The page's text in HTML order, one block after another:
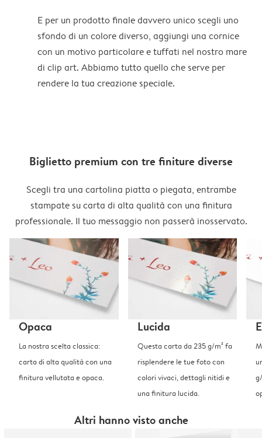
E per un prodotto finale davvero unico scegli uno
sfondo di un colore diverso, aggiungi una cornice
con un motivo particolare e tuffati nel nostro mare
di clip art. Abbiamo tutto quello che serve per
rendere la tua creazione speciale.
Biglietto premium con tre finiture diverse
Scegli tra una cartolina piatta o piegata, entrambe
stampate su carta di alta qualità con una finitura
professionale. Il tuo messaggio non passerà inosservato.
Opaca
La nostra scelta classica:
carta di alta qualità con una
finitura vellutata e opaca.
Lucida
Questa carta da 235 g/m² fa
risplendere le tue foto con
colori vivaci, dettagli nitidi e
una finitura lucida.
Altri hanno visto anche